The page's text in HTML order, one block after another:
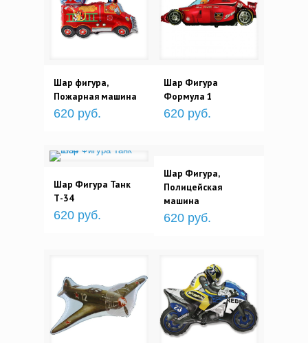
Шар фигура,
Пожарная машина
620 руб.
Шар Фигура
Формула 1
620 руб.
Шар Фигура Танк
Т-34
620 руб.
Шар Фигура,
Полицейская
машина
620 руб.